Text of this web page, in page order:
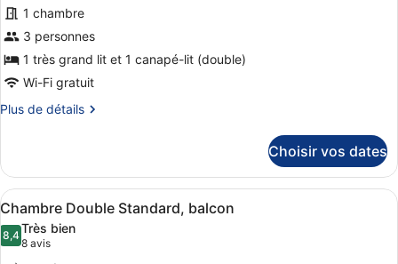
ce
type
de
chambre :
Chambre
balcon
1 chambre
3 personnes
1 très grand lit et 1 canapé-lit (double)
Wi-Fi gratuit
Plus de détails
Plus
le
type
de
chambre
Chambre
Double
Choisir vos dates
Afficher
toutes
les
photos
Une chambre d’hôtel avec un
4
Chambre Double Standard, balcon
8,48,4 sur 10
Très bien
8 avis
(8 avis)